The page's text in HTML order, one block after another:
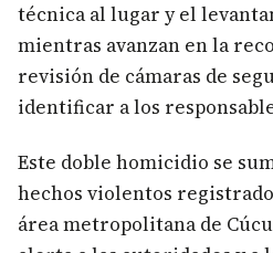
técnica al lugar y el
mientras avanzan en la
revisión de cámaras de
identificar a los
Este doble homicidio se
hechos violentos
área metropolitana de